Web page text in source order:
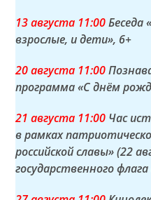
13 августа 11:00
взрослые, и дети», 6+
20 августа 11:00
программа «С днём
21 августа 11:00 Час
в рамках
российской славы» (22
государственного